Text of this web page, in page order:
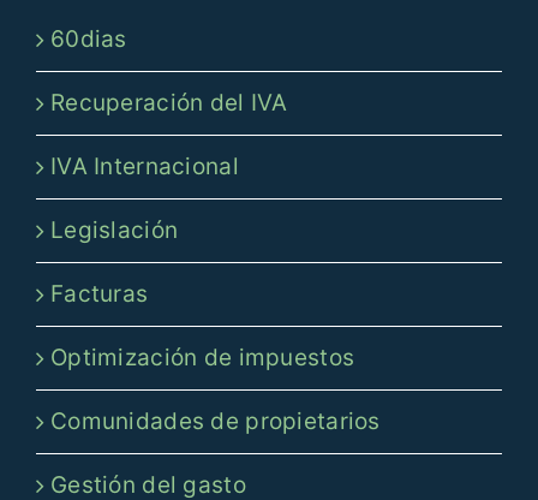
60dias
Recuperación del IVA
IVA Internacional
Legislación
Facturas
Optimización de impuestos
Comunidades de propietarios
Gestión del gasto